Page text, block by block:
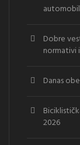
Dobre
normativi
Danas
2026